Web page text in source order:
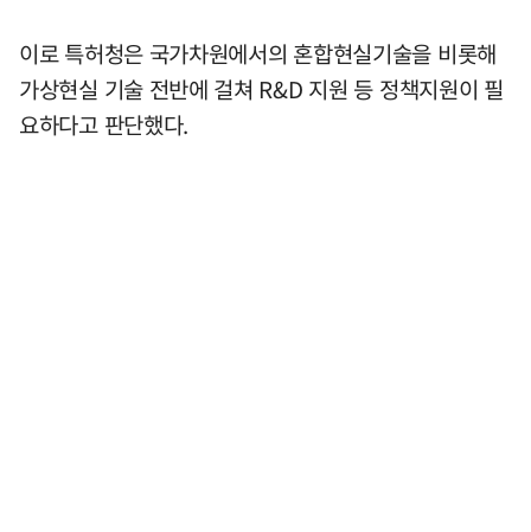
이로 특허청은 국가차원에서의 혼합현실기술을 비롯해
가상현실 기술 전반에 걸쳐 R&D 지원 등 정책지원이 필
요하다고 판단했다.